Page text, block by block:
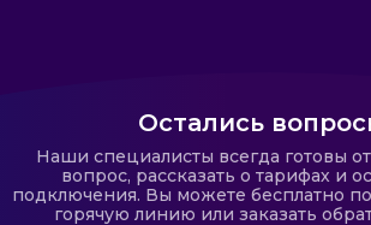
Остались
Наши специалисты всегда готовы
вопрос, рассказать о тарифах и
подключения. Вы можете бесплатно
горячую линию или заказать